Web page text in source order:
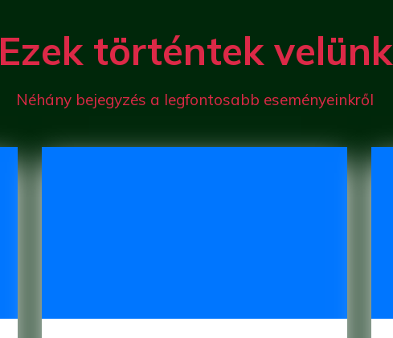
Ezek történtek velünk
Néhány bejegyzés a legfontosabb eseményeinkről